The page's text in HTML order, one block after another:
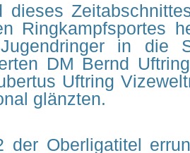
dieses
Ringkampfsportes
in die
DM Bernd
Uftring
glänzten.
der Oberligatitel